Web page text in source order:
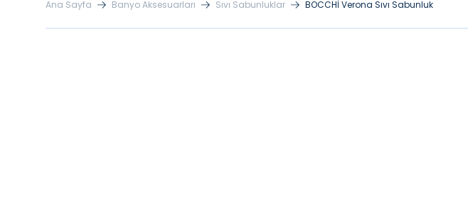
Ana Sayfa Banyo Aksesuarları Sıvı Sabunluklar BOCCHİ Verona Sıvı Sabunluk